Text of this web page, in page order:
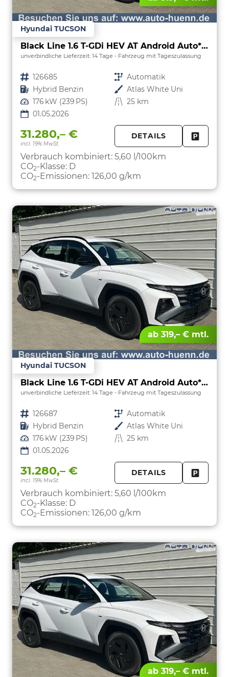
Hyundai TUCSON
Black Line 1.6 T-GDi HEV AT Android Auto*Navi*SHZ*Kamera*2Z Klimaauto*
unverbindliche Lieferzeit: 14 Tage Fahrzeug mit Tageszulassung
Fahrzeugnr. 126685 Getriebe Automatik
Kraftstoff Hybrid Benzin Außenfarbe Atlas White Uni
Leistung 176 kW (239 PS) Kilometerstand 25 km
01.05.2026
31.280,– €
incl. 19% MwSt.
DETAILS
Verbrauch kombiniert: 5,60 l/100km
CO2-Klasse: D
CO2-Emissionen: 126,00 g/km
ab 319,– € mtl.
Hyundai TUCSON
Black Line 1.6 T-GDi HEV AT Android Auto*Navi*SHZ*Kamera*2Z Klimaauto*
unverbindliche Lieferzeit: 14 Tage Fahrzeug mit Tageszulassung
Fahrzeugnr. 126687 Getriebe Automatik
Kraftstoff Hybrid Benzin Außenfarbe Atlas White Uni
Leistung 176 kW (239 PS) Kilometerstand 25 km
01.05.2026
31.280,– €
incl. 19% MwSt.
DETAILS
Verbrauch kombiniert: 5,60 l/100km
CO2-Klasse: D
CO2-Emissionen: 126,00 g/km
ab 319,– € mtl.